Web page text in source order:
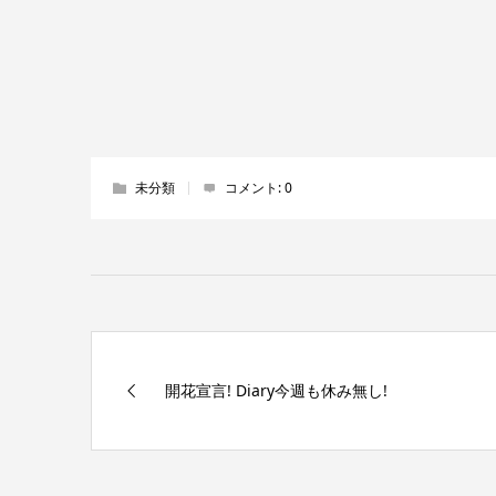
未分類 コメント:0
開花宣言! Diary今週も休み無し!